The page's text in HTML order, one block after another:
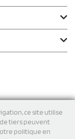
ce site utilise
de tiers peuvent
politique en